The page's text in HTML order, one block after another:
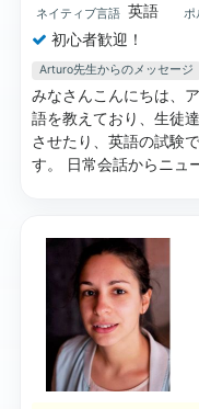
ネイティブ言語 英語 ポ
初心者歓迎！
Arturo先生からのメッセージ
みなさんこんにちは、
語を教えており、生徒
させたり、英語の試験
す。 日常会話からニュ